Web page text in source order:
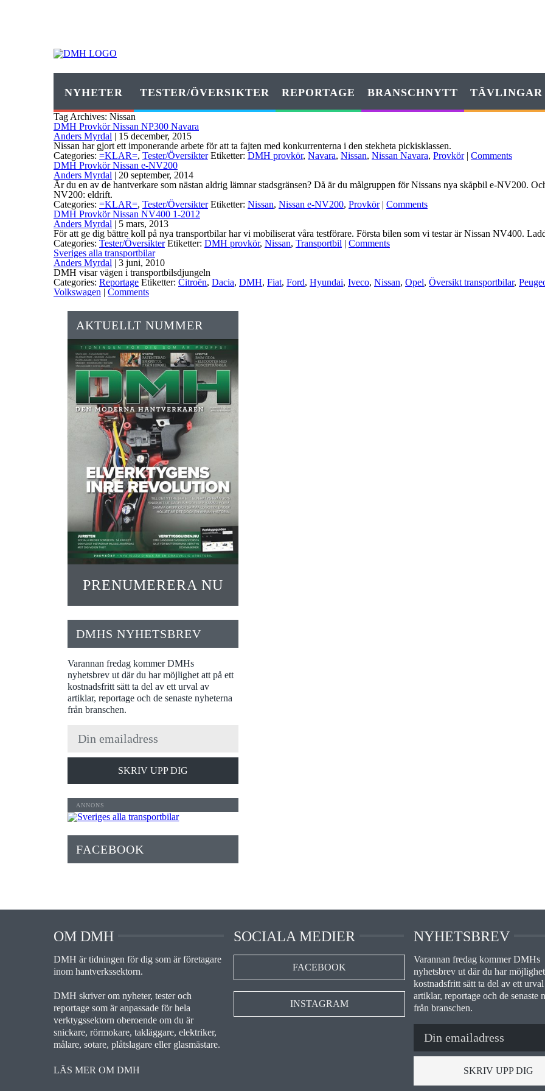
NYHETER TESTER/ÖVERSIKTER REPORTAGE BRANSCHNYTT TÄVLINGAR
Tag Archives: Nissan
DMH Provkör Nissan NP300 Navara
Anders Myrdal | 15 december, 2015
Nissan har gjort ett imponerande arbete för att ta fajten med konkurrenterna i den stekheta pickisklassen.
Categories: =KLAR=, Tester/Översikter Etiketter: DMH provkör, Navara, Nissan, Nissan Navara, Provkör | Comments
DMH Provkör Nissan e-NV200
Anders Myrdal | 20 september, 2014
Är du en av de hantverkare som nästan aldrig lämnar stadsgränsen? Då är du målgruppen för Nissans nya skåpbil e-NV200.
NV200: eldrift.
Categories: =KLAR=, Tester/Översikter Etiketter: Nissan, Nissan e-NV200, Provkör | Comments
DMH Provkör Nissan NV400 1-2012
Anders Myrdal | 5 mars, 2013
För att ge dig bättre koll på nya transportbilar har vi mobiliserat våra testförare. Första bilen som vi testar är Nissan NV400.
Categories: Tester/Översikter Etiketter: DMH provkör, Nissan, Transportbil | Comments
Sveriges alla transportbilar
Anders Myrdal | 3 juni, 2010
DMH visar vägen i transportbilsdjungeln
Categories: Reportage Etiketter: Citroën, Dacia, DMH, Fiat, Ford, Hyundai, Iveco, Nissan, Opel, Översikt transportbilar,
Volkswagen | Comments
AKTUELLT NUMMER
PRENUMERERA NU
DMHS NYHETSBREV
Varannan fredag kommer DMHs
nyhetsbrev ut där du har möjlighet att på ett
kostnadsfritt sätt ta del av ett urval av
artiklar, reportage och de senaste nyheterna
från branschen.
SKRIV UPP DIG
FACEBOOK
OM DMH
DMH är tidningen för dig som är företagare
inom hantverkssektorn.
DMH skriver om nyheter, tester och
reportage som är anpassade för hela
verktygssektorn oberoende om du är
snickare, rörmokare, takläggare, elektriker,
målare, sotare, plåtslagare eller glasmästare.
LÄS MER OM DMH
SOCIALA MEDIER
FACEBOOK
INSTAGRAM
NYHETSBREV
Varannan fredag kommer DMHs
nyhetsbrev ut där du har
kostnadsfritt sätt ta del av ett
artiklar, reportage och de senaste
från branschen.
SKRIV UPP DIG